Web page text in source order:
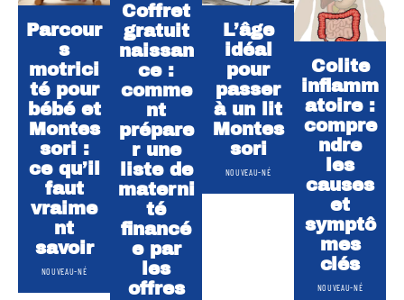
Parcour
s
motrici
té pour
bébé et
Montes
sori :
ce qu’il
faut
vraime
nt
savoir
NOUVEAU-NÉ
Coffret
gratuit
naissan
ce :
comme
nt
prépare
r une
liste de
materni
té
financé
e par
les
offres
L’âge
idéal
pour
passer
à un lit
Montes
sori
NOUVEAU-NÉ
Colite
inflamm
atoire :
compre
ndre
les
causes
et
symptô
mes
clés
NOUVEAU-NÉ